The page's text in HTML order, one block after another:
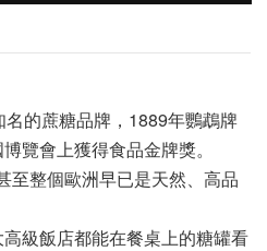
的蔗糖品牌，1889年鸚鵡牌
覽會上獲得食品金牌獎。
至整個歐洲早已是天然、高品
級飯店都能在餐桌上的糖罐看